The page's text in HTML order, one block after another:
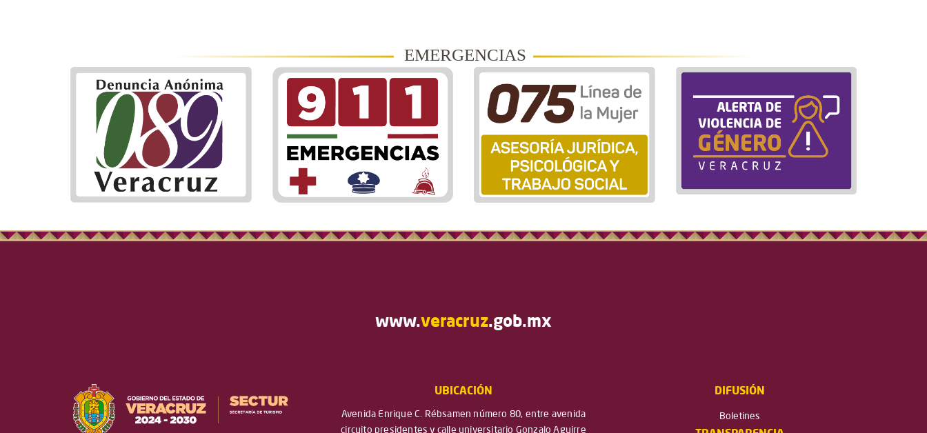
EMERGENCIAS
www.veracruz.gob.mx
UBICACIÓN
Avenida Enrique C. Rébsamen número 80, entre avenida
circuito presidentes y calle universitario Gonzalo Aguirre
DIFUSIÓN
Boletines